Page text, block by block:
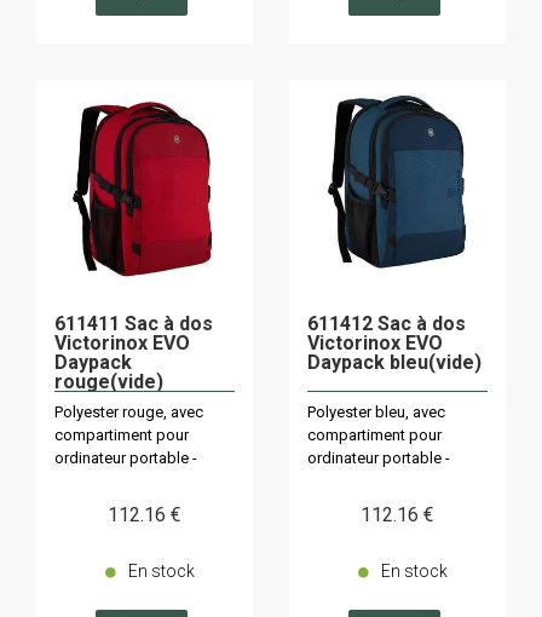
611411 Sac à dos
Victorinox EVO
Daypack
rouge(vide)
Polyester rouge, avec
compartiment pour
ordinateur portable -
112.16 €
En stock
611412 Sac à dos
Victorinox EVO
Daypack bleu(vide)
Polyester bleu, avec
compartiment pour
ordinateur portable -
112.16 €
En stock